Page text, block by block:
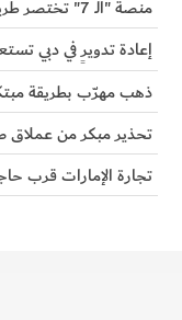
منصة "الـ 7" تختصر طريق النمو على شركات دبي
إعادة تدويرٍ في دبي تستعيد 20 ألف طن
ذهب مهرّب بطريقة
تحذير مبكر من
تجارة الإمارات قرب